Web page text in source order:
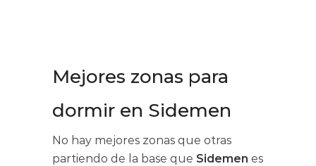
Mejores zonas para
dormir en Sidemen
No hay mejores zonas que otras
partiendo de la base que Sidemen es